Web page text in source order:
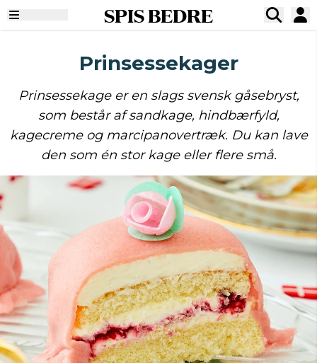
SPIS BEDRE
Prinsessekager
Prinsessekage er en slags svensk gåsebryst,
som består af sandkage, hindbærfyld,
kagecreme og marcipanovertræk. Du kan lave
den som én stor kage eller flere små.